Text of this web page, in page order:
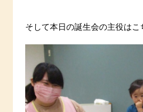
そして本日の誕生会の主役はこ